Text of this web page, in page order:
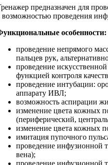
предназначен для
возможностью проведения
особенности:
проведение непрямого
пальцев рук,
проведение
функцией контроля
проведение интубации:
аппарату ИВЛ;
возможность аспирации
изменение цвета кожных
(периферический,
изменение цвета кожных
имитация пупочного
проведение инфузионной
вена);
проведение инфузионной